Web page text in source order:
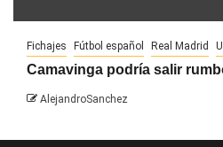
Fichajes Fútbol español Real Madrid
Camavinga podría salir
AlejandroSanchez